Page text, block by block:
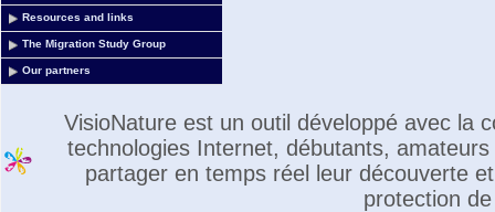
Resources and links
The Migration Study Group
Our partners
VisioNature est un outil développé avec la
technologies Internet, débutants,
partager en temps réel leur découverte
protection